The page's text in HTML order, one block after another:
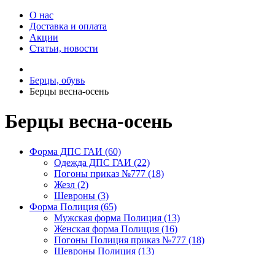
О нас
Доставка и оплата
Акции
Статьи, новости
Берцы, обувь
Берцы весна-осень
Берцы весна-осень
Форма ДПС ГАИ (60)
Одежда ДПС ГАИ (22)
Погоны приказ №777 (18)
Жезл (2)
Шевроны (3)
Форма Полиция (65)
Мужская форма Полиция (13)
Женская форма Полиция (16)
Погоны Полиция приказ №777 (18)
Шевроны Полиция (13)